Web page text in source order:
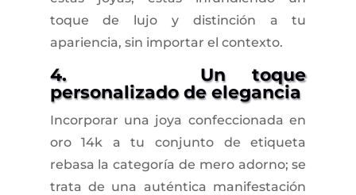
toque de lujo y distinción a tu
apariencia, sin importar el contexto.
4. Un toque
personalizado de elegancia
Incorporar una joya confeccionada en
oro 14k a tu conjunto de etiqueta
rebasa la categoría de mero adorno; se
trata de una auténtica manifestación